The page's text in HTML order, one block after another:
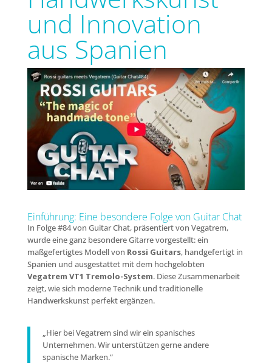
und Innovation
aus Spanien
Einführung: Eine besondere Folge von Guitar Chat
In Folge #84 von Guitar Chat, präsentiert von Vegatrem,
wurde eine ganz besondere Gitarre vorgestellt: ein
maßgefertigtes Modell von Rossi Guitars, handgefertigt in
Spanien und ausgestattet mit dem hochgelobten
Vegatrem VT1 Tremolo-System. Diese Zusammenarbeit
zeigt, wie sich moderne Technik und traditionelle
Handwerkskunst perfekt ergänzen.
„Hier bei Vegatrem sind wir ein spanisches
Unternehmen. Wir unterstützen gerne andere
spanische Marken.“